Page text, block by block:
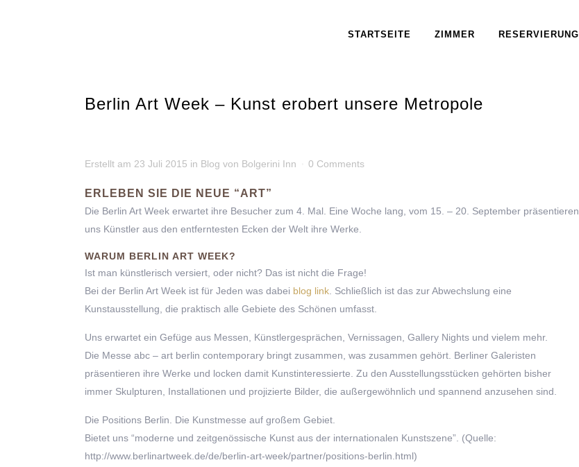
STARTSEITE ZIMMER RESERVIERUNG
Berlin Art Week – Kunst erobert unsere Metropole
Erstellt am 23 Juli 2015 in Blog von Bolgerini Inn 0 Comments
ERLEBEN SIE DIE NEUE “ART”
Die Berlin Art Week erwartet ihre Besucher zum 4. Mal. Eine Woche lang, vom 15. – 20. September präsentieren
uns Künstler aus den entferntesten Ecken der Welt ihre Werke.
WARUM BERLIN ART WEEK?
Ist man künstlerisch versiert, oder nicht? Das ist nicht die Frage!
Bei der Berlin Art Week ist für Jeden was dabei blog link . Schließlich ist das zur Abwechslung eine
Kunstausstellung, die praktisch alle Gebiete des Schönen umfasst.
Uns erwartet ein Gefüge aus Messen, Künstlergesprächen, Vernissagen, Gallery Nights und vielem mehr.
Die Messe abc – art berlin contemporary bringt zusammen, was zusammen gehört. Berliner Galeristen
präsentieren ihre Werke und locken damit Kunstinteressierte. Zu den Ausstellungsstücken gehörten bisher
immer Skulpturen, Installationen und projizierte Bilder, die außergewöhnlich und spannend anzusehen sind.
Die Positions Berlin. Die Kunstmesse auf großem Gebiet.
Bietet uns “moderne und zeitgenössische Kunst aus der internationalen Kunstszene”. (Quelle:
http://www.berlinartweek.de/de/berlin-art-week/partner/positions-berlin.html)